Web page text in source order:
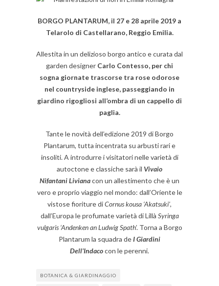
BORGO PLANTARUM, il 27 e 28 aprile 2019 a
Telarolo di Castellarano, Reggio Emilia.
Allestita in un delizioso borgo antico e curata dal
garden designer Carlo Contesso, per chi
sogna giornate trascorse tra rose odorose
nel countryside inglese, passeggiando in
giardino rigogliosi all’ombra di un cappello di
paglia.
Tante le novità dell’edizione 2019 di Borgo
Plantarum, tutta incentrata su arbusti rari e
insoliti. A introdurre i visitatori nelle varietà di
autoctone e classiche sarà il Vivaio
NifantaniLivianacon un allestimento che è un
vero e proprio viaggio nel mondo: dall’Oriente le
vistose fioriture diCornus kousa ‘Akatsuki’,
dall’Europa le profumate varietà di Lillà Syringa
vulgaris ‘Andenken an Ludwig Spath’. Torna a Borgo
Plantarum la squadra deI Giardini
Dell’Indacocon le perenni.
BOTANICA & GIARDINAGGIO